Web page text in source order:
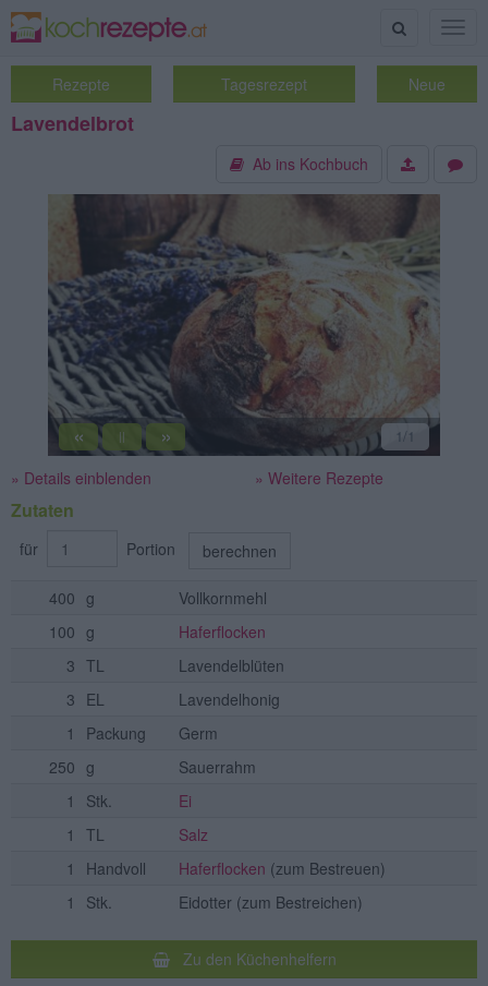
Suche
Rezepte Tagesrezept Neue
Lavendelbrot
Ab ins Kochbuch
« || » 1/1
» Details einblenden » Weitere Rezepte
Zutaten
für Portion berechnen
400 g
Vollkornmehl
100 g
Haferflocken
3 TL
Lavendelblüten
3 EL
Lavendelhonig
1
Packung
Germ
250 g
Sauerrahm
1
Stk.
Ei
1
TL
Salz
1
Handvoll Haferflocken (zum Bestreuen)
1
Stk. Eidotter (zum Bestreichen)
Zu den Küchenhelfern